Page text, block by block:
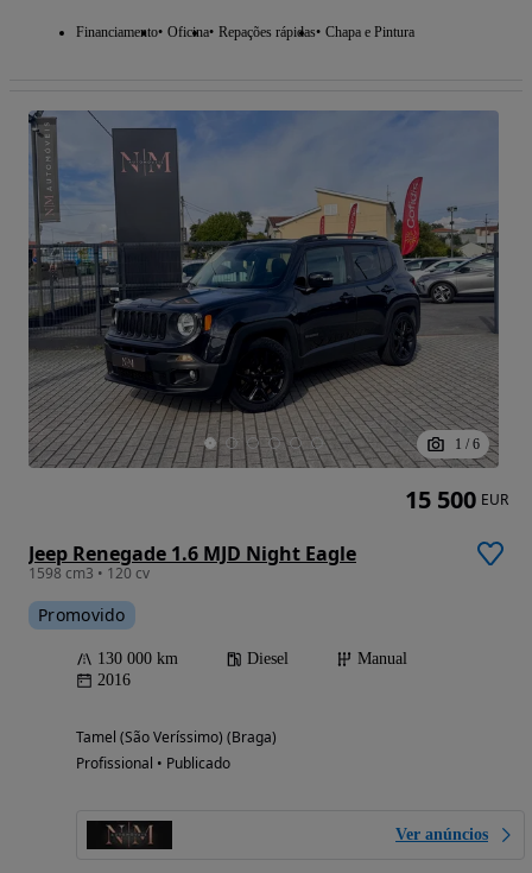
Financiamento Oficina Repações rápidas Chapa e Pintura
1 / 6
Jeep Renegade 1.6 MJD Night Eagle
1598 cm3 • 120 cv
Promovido
130 000 km Diesel
Manual
2016
Tamel (São Veríssimo) (Braga)
Profissional • Publicado
Ver anúncios
15 500 EUR